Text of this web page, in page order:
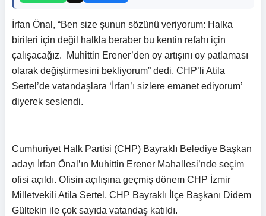
İrfan Önal, “Ben size şunun sözünü veriyorum: Halka
birileri için değil halkla beraber bu kentin refahı için
çalışacağız. Muhittin Erener’den oy artışını oy patlaması
olarak değiştirmesini bekliyorum” dedi. CHP’li Atila
Sertel’de vatandaşlara ‘İrfan’ı sizlere emanet ediyorum’
diyerek seslendi.
Cumhuriyet Halk Partisi (CHP) Bayraklı Belediye Başkan
adayı İrfan Önal’ın Muhittin Erener Mahallesi’nde seçim
ofisi açıldı. Ofisin açılışına geçmiş dönem CHP İzmir
Milletvekili Atila Sertel, CHP Bayraklı İlçe Başkanı Didem
Gültekin ile çok sayıda vatandaş katıldı.